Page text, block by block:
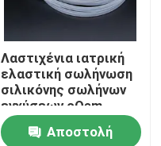
Λαστιχένια ιατρική
ελαστική σωλήνωση
σιλικόνης σωλήνων
εγχύσεων cOem
ιατρική
Αποστολή